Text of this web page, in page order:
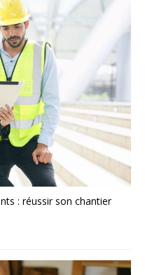
: réussir son chantier